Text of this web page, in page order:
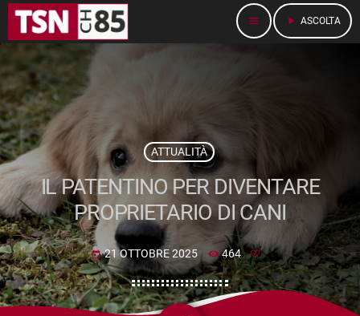
menu play_arrow ASCOLTA
ATTUALITÀ
IL PATENTINO PER DIVENTARE
PROPRIETARIO DI CANI
today 21 OTTOBRE 2025 464